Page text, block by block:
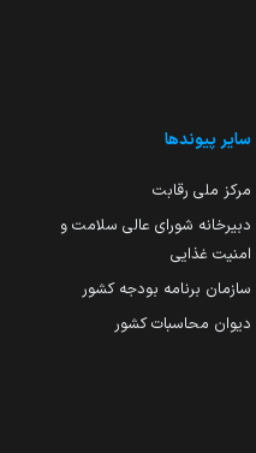
سایر پیوندها
مرکز ملی رقابت
دبیرخانه شورای عالی سلامت و
امنیت غذایی
سازمان برنامه بودجه کشور
دیوان محاسبات کشور